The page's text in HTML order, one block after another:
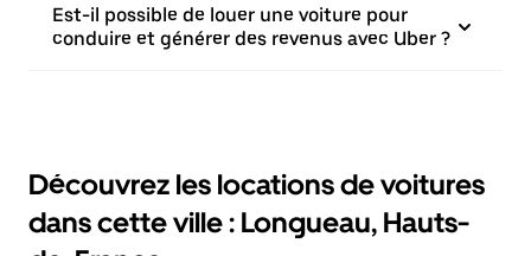
Est-il possible de louer une voiture pour
conduire et générer des revenus avec Uber ?
Découvrez les locations de voitures
dans cette ville : Longueau, Hauts-